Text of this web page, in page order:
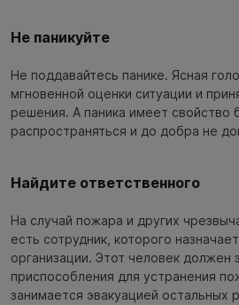
Не паникуйте
Не поддавайтесь панике. Ясная
мгновенной оценки ситуации и
решения. А паника имеет свойство
распространяться и до добра не
Найдите ответственного
На случай пожара и других
есть сотрудник, которого
организации. Этот человек должен
приспособления для устранения
занимается эвакуацией остальных